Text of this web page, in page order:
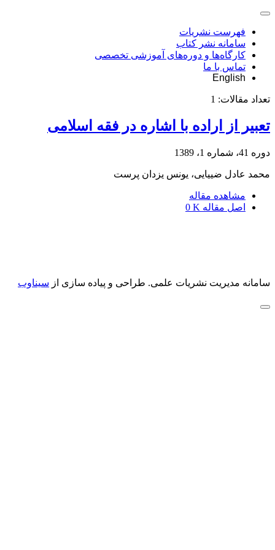
فهرست نشریات
سامانه نشر کتاب
کارگاه‌ها و دوره‌های آموزشی تخصصی
تماس با ما
English
تعداد مقالات: 1
تعبیر از اراده با اشاره در فقه اسلامی
دوره 41، شماره 1، 1389
محمد عادل ضییایی، یونس یزدان پرست
مشاهده مقاله
اصل مقاله 0 K
سامانه مدیریت نشریات علمی. طراحی و پیاده سازی از سیناوب